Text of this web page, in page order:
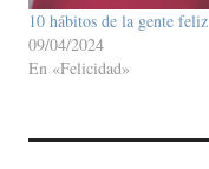
10 hábitos de la gente feliz
09/04/2024
En «Felicidad»